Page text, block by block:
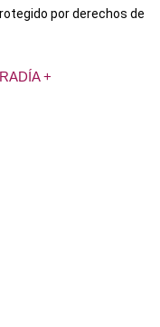
por derechos de
+